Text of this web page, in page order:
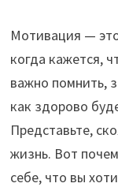
Мотивация —
когда кажется,
важно помнить,
как здорово
Представьте,
жизнь. Вот
себе, что вы